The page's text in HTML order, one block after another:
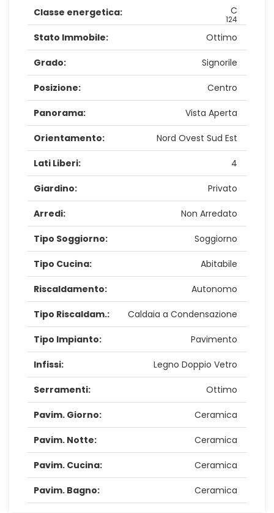
Classe energetica: C
124
Stato Immobile: Ottimo
Grado: Signorile
Posizione: Centro
Panorama: Vista Aperta
Orientamento: Nord Ovest Sud Est
Lati Liberi: 4
Giardino: Privato
Arredi: Non Arredato
Tipo Soggiorno: Soggiorno
Tipo Cucina: Abitabile
Riscaldamento: Autonomo
Tipo Riscaldam.: Caldaia a Condensazione
Tipo Impianto: Pavimento
Infissi: Legno Doppio Vetro
Serramenti: Ottimo
Pavim. Giorno: Ceramica
Pavim. Notte: Ceramica
Pavim. Cucina: Ceramica
Pavim. Bagno: Ceramica